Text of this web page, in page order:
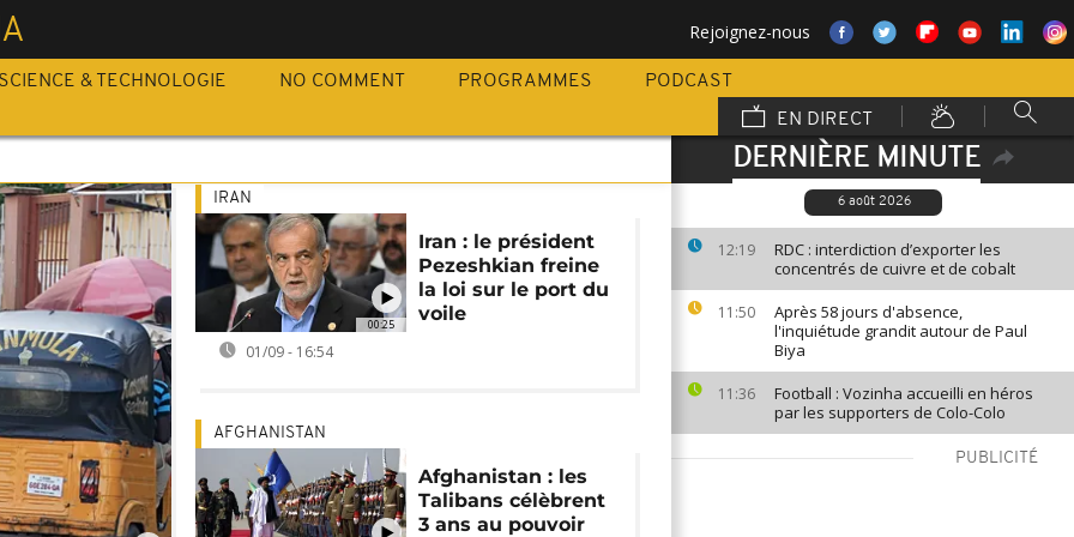
Rejoignez-nous
SCIENCE & TECHNOLOGIE NO COMMENT PROGRAMMES
PODCAST
EN DIRECT
DERNIÈRE MINUTE
6 août 2026
12:19
RDC : interdiction d’exporter les
concentrés de cuivre et de cobalt
11:50
Après 58 jours d'absence,
l'inquiétude grandit autour de Paul
Biya
11:36
Football : Vozinha accueilli en héros
par les supporters de Colo-Colo
PUBLICITÉ
00:25
IRAN
Iran : le président
Pezeshkian freine
la loi sur le port du
voile
01/09 - 16:54
AFGHANISTAN
Afghanistan : les
Talibans célèbrent
3 ans au pouvoir